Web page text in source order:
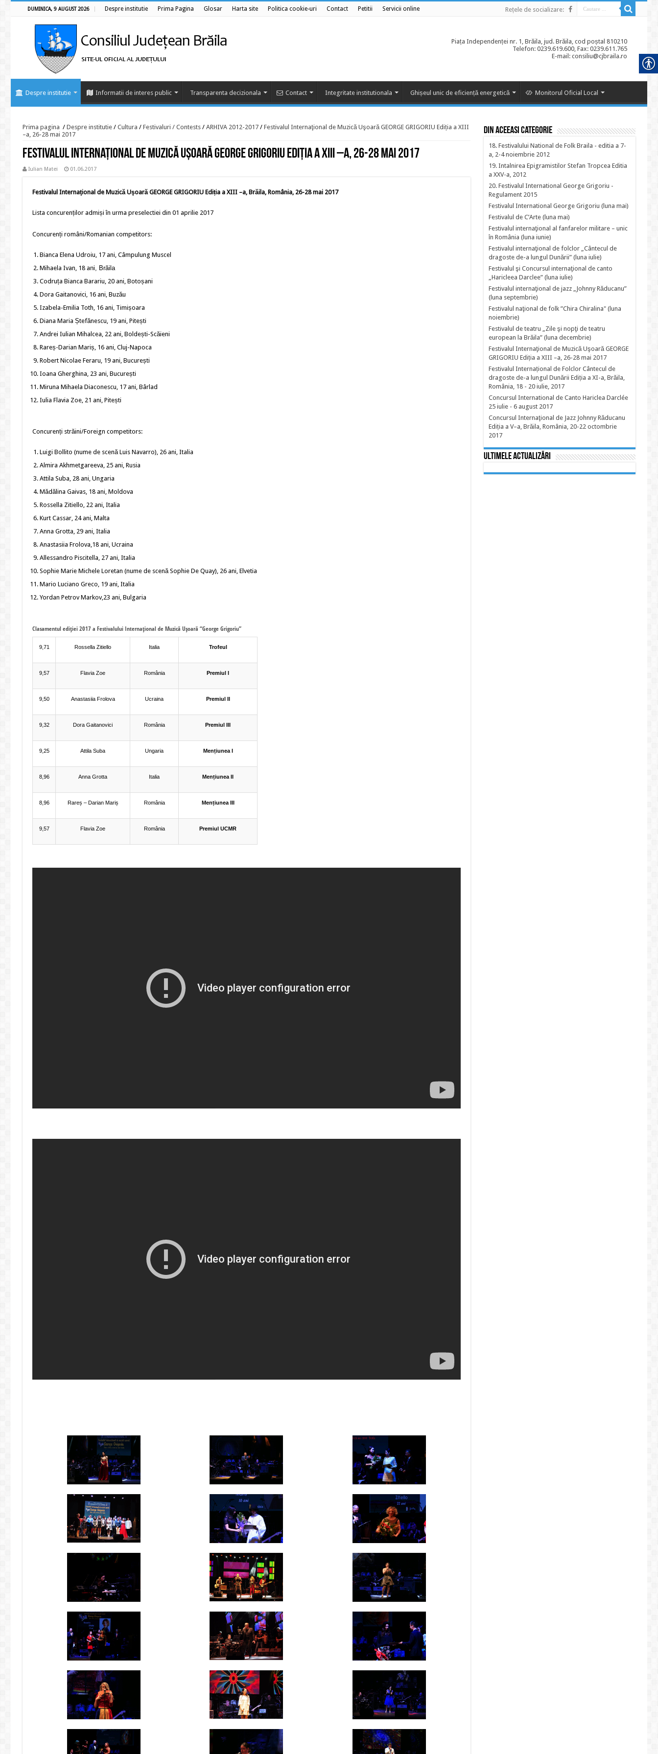
DUMINICA, 9 AUGUST 2026 Despre institutie Prima Pagina Glosar Harta site Politica cookie-uri Contact Petitii Servicii online Rețele de socializare:
Piața Independenței nr. 1, Brăila, jud. Brăila, cod poștal 810210
Telefon: 0239.619.600, Fax: 0239.611.765
E-mail: consiliu@cjbraila.ro
Despre institutie Informatii de interes public Transparenta decizionala Contact Integritate institutionala Ghișeul unic de eficiență energetică Monitorul Oficial Local
Prima pagina / Despre institutie / Cultura / Festivaluri / Contests / ARHIVA 2012-2017 / Festivalul Internaţional de Muzică Uşoară GEORGE GRIGORIU Ediția a XIII
–a, 26-28 mai 2017
Festivalul Internaţional de Muzică Uşoară GEORGE GRIGORIU Ediția a XIII –a, 26-28 mai 2017
Iulian Matei 01.06.2017
Festivalul Internaţional de Muzică Uşoară GEORGE GRIGORIU Ediția a XIII –a, Brăila, România, 26-28 mai 2017
Lista concurenților admiși în urma preselectiei din 01 aprilie 2017
Concurenți români/Romanian competitors:
Bianca Elena Udroiu, 17 ani, Câmpulung Muscel
Mihaela Ivan, 18 ani, Brăila
Codruța Bianca Barariu, 20 ani, Botoșani
Dora Gaitanovici, 16 ani, Buzău
Izabela-Emilia Toth, 16 ani, Timișoara
Diana Maria Ștefănescu, 19 ani, Pitești
Andrei Iulian Mihalcea, 22 ani, Boldești-Scăieni
Rareș-Darian Mariș, 16 ani, Cluj-Napoca
Robert Nicolae Feraru, 19 ani, București
Ioana Gherghina, 23 ani, București
Miruna Mihaela Diaconescu, 17 ani, Bârlad
Iulia Flavia Zoe, 21 ani, Pitești
Concurenți străini/Foreign competitors:
Luigi Bollito (nume de scenă Luis Navarro), 26 ani, Italia
Almira Akhmetgareeva, 25 ani, Rusia
Attila Suba, 28 ani, Ungaria
Mădălina Gaivas, 18 ani, Moldova
Rossella Zitiello, 22 ani, Italia
Kurt Cassar, 24 ani, Malta
Anna Grotta, 29 ani, Italia
Anastasiia Frolova,18 ani, Ucraina
Allessandro Piscitella, 27 ani, Italia
Sophie Marie Michele Loretan (nume de scenă Sophie De Quay), 26 ani, Elvetia
Mario Luciano Greco, 19 ani, Italia
Yordan Petrov Markov,23 ani, Bulgaria
Clasamentul ediției 2017 a Festivalului Internațional de Muzică Ușoară “George Grigoriu”
9,71 Rossella Zitiello Italia Trofeul
9,57 Flavia Zoe România Premiul I
9,50 Anastasiia Frolova Ucraina Premiul II
9,32 Dora Gaitanovici România Premiul III
9,25 Attila Suba Ungaria Mențiunea I
8,96 Anna Grotta Italia Mențiunea II
8,96 Rareș – Darian Mariș România Mențiunea III
9,57 Flavia Zoe România Premiul UCMR
Din aceeasi categorie
18. Festivalului National de Folk Braila - editia a 7-
a, 2-4 noiembrie 2012
19. Intalnirea Epigramistilor Stefan Tropcea Editia
a XXV-a, 2012
20. Festivalul International George Grigoriu -
Regulament 2015
Festivalul International George Grigoriu (luna mai)
Festivalul de C’Arte (luna mai)
Festivalul internaţional al fanfarelor militare – unic
în România (luna iunie)
Festivalul internaţional de folclor „Cântecul de
dragoste de-a lungul Dunării” (luna iulie)
Festivalul şi Concursul internaţional de canto
„Haricleea Darclee” (luna iulie)
Festivalul internaţional de jazz „Johnny Răducanu”
(luna septembrie)
Festivalul naţional de folk ”Chira Chiralina" (luna
noiembrie)
Festivalul de teatru „Zile şi nopţi de teatru
european la Brăila” (luna decembrie)
Festivalul Internaţional de Muzică Uşoară GEORGE
GRIGORIU Ediția a XIII –a, 26-28 mai 2017
Festivalul Internațional de Folclor Cântecul de
dragoste de-a lungul Dunării Ediția a XI-a, Brăila,
România, 18 - 20 iulie, 2017
Concursul International de Canto Hariclea Darclée
25 iulie - 6 august 2017
Concursul Internaţional de Jazz Johnny Răducanu
Ediția a V–a, Brăila, România, 20-22 octombrie
2017
Ultimele actualizări